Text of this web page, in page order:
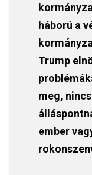
háború a
Trump
meg,
ember